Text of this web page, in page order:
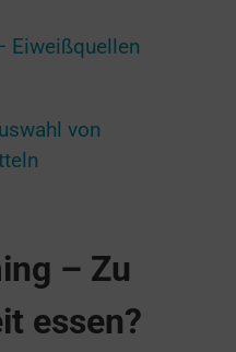
Eiweißquellen
von
– Zu
essen?